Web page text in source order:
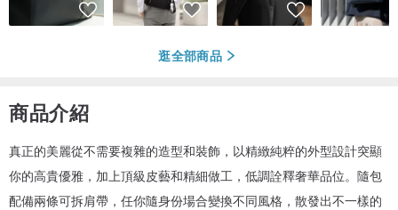
逛全部商品
商品介紹
真正的美麗從不需要複雜的造型和裝飾，以精緻純粹的外型設計突顯
你的高貴優雅，加上頂級皮藝和精細做工，低調詮釋奢華品位。隨包
配備兩條可拆肩帶，任你隨身份場合變換不同風格，散發出不一樣的